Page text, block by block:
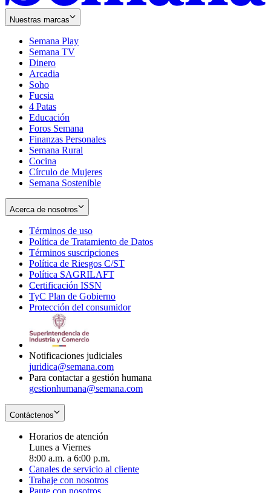
Nuestras marcas
Semana Play
Semana TV
Dinero
Arcadia
Soho
in
new
window
Fucsia
in
new
window
4 Patas
Educación
Foros Semana
Finanzas Personales
Semana Rural
Cocina
Círculo de Mujeres
Semana Sostenible
Acerca de nosotros
Términos de uso
in
new
window
Política de Tratamiento de Datos
Términos suscripciones
in
Política de Riesgos C/ST
Política SAGRILAFT
new
window
Certificación ISSN
in
new
TyC Plan de Gobierno
in
Protección del consumidorOpens
Notificaciones judiciales
juridica@semana.com
Para contactar a gestión humana
gestionhumana@semana.com
Contáctenos
Horarios de atención
Lunes a Viernes
8:00 a.m. a 6:00 p.m.
Canales de servicio al cliente
Trabaje con nosotros
Paute con nosotros